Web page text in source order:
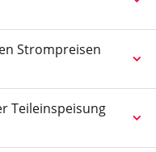
Strompreisen
Teileinspeisung